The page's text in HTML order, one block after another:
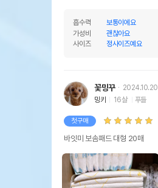
흡수력
보통이에요
가성비
괜찮아요
사이즈
정사이즈예요
꽃밍꾸
2024.10.20
밍키
16살 푸들
첫구매
바잇미 보솜패드 대형 20매